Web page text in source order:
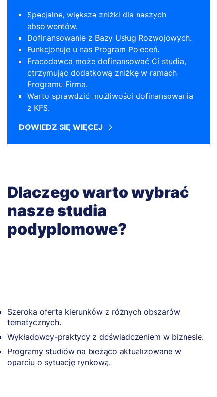
Specjalne, większe zniżki dla naszych
absolwentów.
Dofinansowanie z Bazy Usług Rozwojowych.
Funkcjonuje u nas Program Poleceń.
Pracodawca może dofinansować Ci studia,
otrzymując dodatkową zniżkę w ramach
Programu Firma.
Warto sprawdzić możliwości dofinansowania
z KFS.
DOWIEDZ SIĘ WIĘCEJ
Dlaczego warto wybrać
nasze studia
podyplomowe?
Szeroka oferta kierunków z różnych obszarów
tematycznych.
Wykładowcy-praktycy z doświadczeniem w biznesie.
Programy studiów na bieżąco aktualizowane w
oparciu o sytuację rynkową.